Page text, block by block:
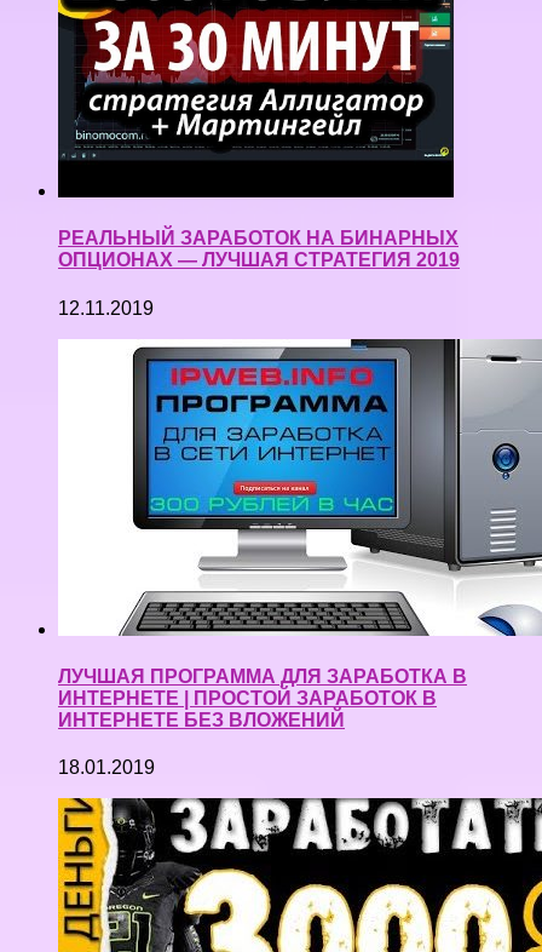
РЕАЛЬНЫЙ ЗАРАБОТОК НА БИНАРНЫХ
ОПЦИОНАХ — ЛУЧШАЯ СТРАТЕГИЯ 2019
12.11.2019
ЛУЧШАЯ ПРОГРАММА ДЛЯ ЗАРАБОТКА В
ИНТЕРНЕТЕ | ПРОСТОЙ ЗАРАБОТОК В
ИНТЕРНЕТЕ БЕЗ ВЛОЖЕНИЙ
18.01.2019